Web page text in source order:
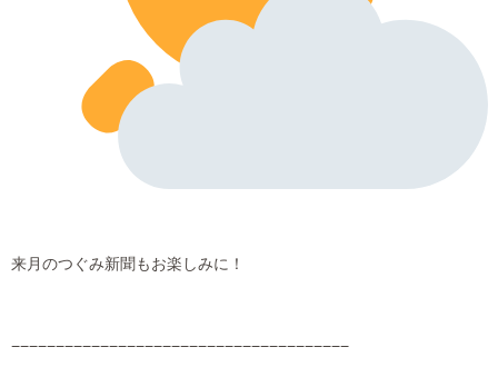
来月のつぐみ新聞もお楽しみに！
−−−−−−−−−−−−−−−−−−−−−−−−−−−−−−−−−−−−−−